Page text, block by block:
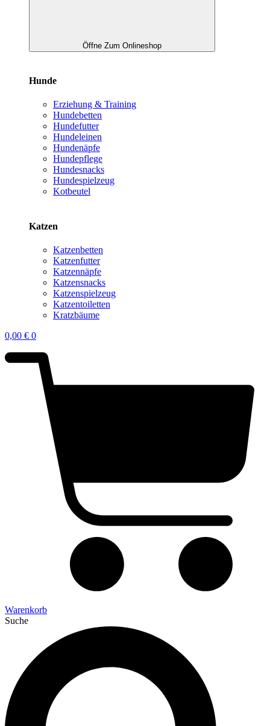
Öffne Zum Onlineshop
Hunde
Erziehung & Training
Hundebetten
Hundefutter
Hundeleinen
Hundenäpfe
Hundepflege
Hundesnacks
Hundespielzeug
Kotbeutel
Katzen
Katzenbetten
Katzenfutter
Katzennäpfe
Katzensnacks
Katzenspielzeug
Katzentoiletten
Kratzbäume
0,00 € 0
Warenkorb
Suche